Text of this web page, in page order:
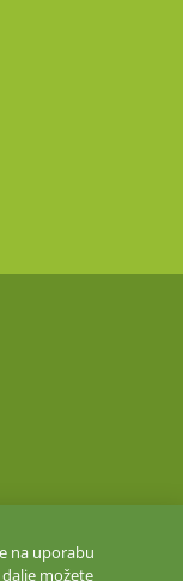
na uporabu
možete